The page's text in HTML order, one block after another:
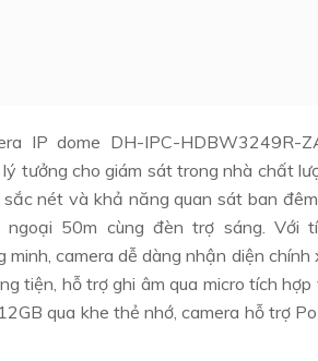
IP dome DH-IPC-HDBW3249R-
tưởng cho giám sát trong nhà chất
nét và khả năng quan sát ban
ngoại 50m cùng đèn trợ sáng. Với
minh, camera dễ dàng nhận diện chính
tiện, hỗ trợ ghi âm qua micro tích
qua khe thẻ nhớ, camera hỗ trợ